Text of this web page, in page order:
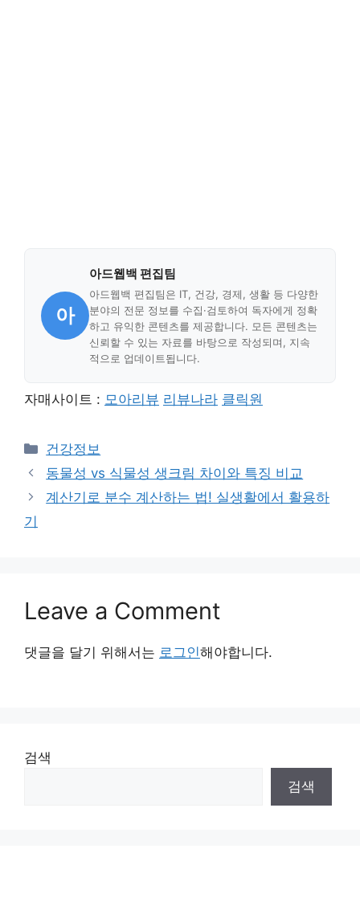
아
아드웹백 편집팀
아드웹백 편집팀은 IT, 건강, 경제, 생활 등 다양한
분야의 전문 정보를 수집·검토하여 독자에게 정확
하고 유익한 콘텐츠를 제공합니다. 모든 콘텐츠는
신뢰할 수 있는 자료를 바탕으로 작성되며, 지속
적으로 업데이트됩니다.
자매사이트 : 모아리뷰 리뷰나라 클릭원
Categories
건강정보
동물성 vs 식물성 생크림 차이와 특징 비교
계산기로 분수 계산하는 법! 실생활에서 활용하
기
Leave a Comment
댓글을 달기 위해서는 로그인해야합니다.
검색
검색